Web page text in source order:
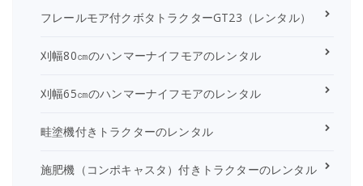
フレールモア付クボタトラクターGT23（レンタル）
刈幅80㎝のハンマーナイフモアのレンタル
刈幅65㎝のハンマーナイフモアのレンタル
畦塗機付きトラクターのレンタル
施肥機（コンポキャスタ）付きトラクターのレンタル